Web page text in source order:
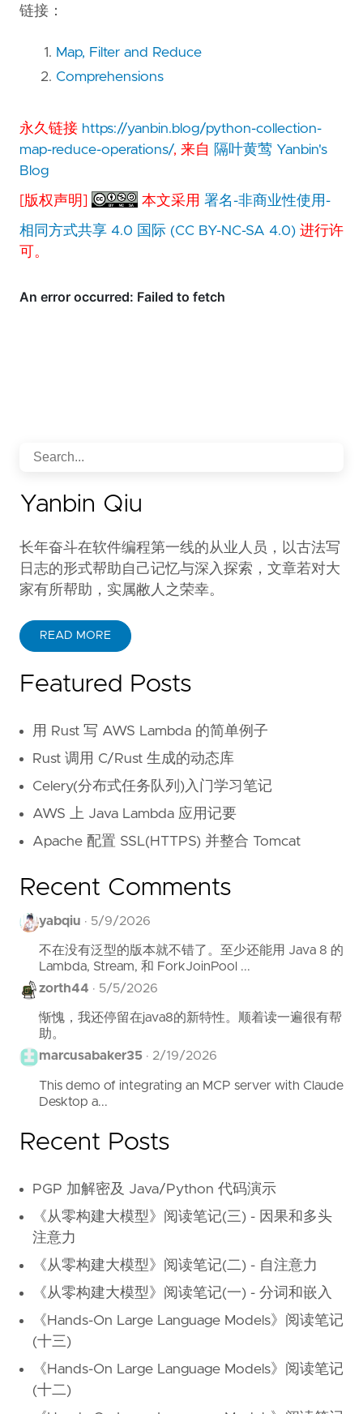
链接：
Map, Filter and Reduce
Comprehensions
永久链接 https://yanbin.blog/python-collection-
map-reduce-operations/, 来自
隔叶黄莺 Yanbin's
Blog
[版权声明] 本文采用署名-非商业性使用-
相同方式共享 4.0 国际 (CC BY-NC-SA 4.0) 进行许
可。
Yanbin Qiu
长年奋斗在软件编程第一线的从业人员，以古法写
日志的形式帮助自己记忆与深入探索，文章若对大
家有所帮助，实属敝人之荣幸。
READ MORE
Featured Posts
用 Rust 写 AWS Lambda 的简单例子
Rust 调用 C/Rust 生成的动态库
Celery(分布式任务队列)入门学习笔记
AWS 上 Java Lambda 应用记要
Apache 配置 SSL(HTTPS) 并整合 Tomcat
Recent Comments
yabqiu · 5/9/2026
不在没有泛型的版本就不错了。至少还能用 Java 8 的
Lambda, Stream, 和 ForkJoinPool ...
zorth44 · 5/5/2026
惭愧，我还停留在java8的新特性。顺着读一遍很有帮
助。
marcusabaker35 · 2/19/2026
This demo of integrating an MCP server with Claude
Desktop a...
Recent Posts
PGP 加解密及 Java/Python 代码演示
《从零构建大模型》阅读笔记(三) - 因果和多头
注意力
《从零构建大模型》阅读笔记(二) - 自注意力
《从零构建大模型》阅读笔记(一) - 分词和嵌入
《Hands-On Large Language Models》阅读笔记
(十三)
《Hands-On Large Language Models》阅读笔记
(十二)